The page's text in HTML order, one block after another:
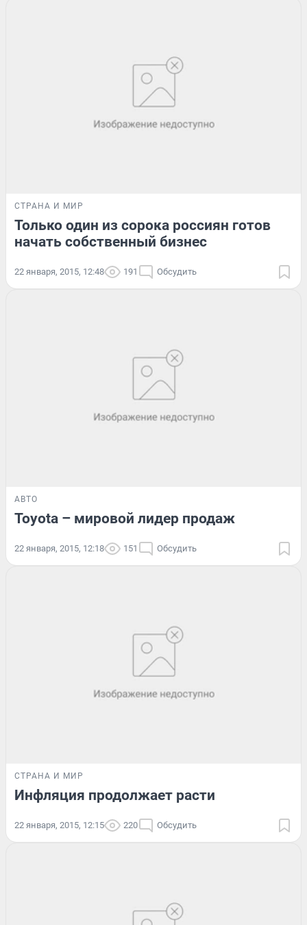
СТРАНА И МИР
Только один из сорока россиян готов
начать собственный бизнес
22 января, 2015, 12:48 191 Обсудить
АВТО
Toyota – мировой лидер продаж
22 января, 2015, 12:18 151 Обсудить
СТРАНА И МИР
Инфляция продолжает расти
22 января, 2015, 12:15 220 Обсудить